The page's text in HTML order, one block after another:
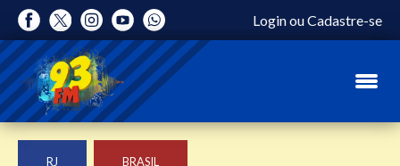
LoginouCadastre-se
RJ BRASIL